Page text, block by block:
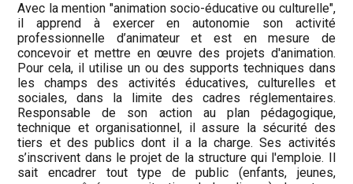
Avec la mention "animation socio-éducative ou culturelle",
il apprend à exercer en autonomie son activité
professionnelle d’animateur et est en mesure de
concevoir et mettre en œuvre des projets d'animation.
Pour cela, il utilise un ou des supports techniques dans
les champs des activités éducatives, culturelles et
sociales, dans la limite des cadres réglementaires.
Responsable de son action au plan pédagogique,
technique et organisationnel, il assure la sécurité des
tiers et des publics dont il a la charge. Ses activités
s’inscrivent dans le projet de la structure qui l'emploie. Il
sait encadrer tout type de public (enfants, jeunes,